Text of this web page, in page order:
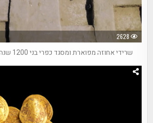
2628
שרידי אחוזה מפוארת ומסגד כפרי בני 1200 שנה נחשפו בעיר רהט